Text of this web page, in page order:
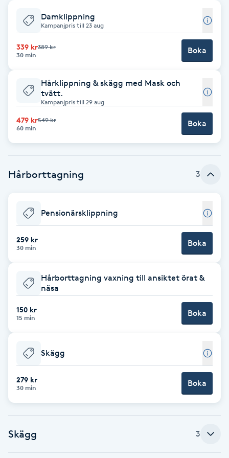
Babylights
Balayage
Barber
Barnklippning
Bottenfärg
Brynformning
Brynfärgning
Bröllopsuppsättning
Coachning
Color correction
Damklippning
Kampanjpris till 23 aug
339 kr389 kr
30 min
Boka
Hårklippning & skägg med Mask och
tvätt.
Kampanjpris till 29 aug
479 kr549 kr
60 min
Boka
Hårborttagning 3
Pensionärsklippning
259 kr
30 min Boka
Hårborttagning vaxning till ansiktet örat &
näsa
150 kr
15 min Boka
Skägg
279 kr
30 min Boka
Skägg 3